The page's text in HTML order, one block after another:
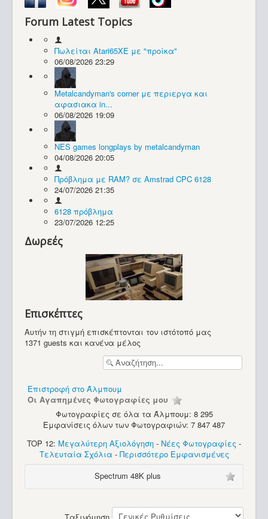
Συλλογές / Projects
Forum Latest Topics
Πωλείται Atari65XE με "προίκα"
06/08/2026 23:29
Metalcandyman's corner με περιεργα και
αφασιακα in...
06/08/2026 19:09
NES games longplays by metalcandyman
04/08/2026 20:05
Πρόβλημα με RAM? σε Amstrad CPC 6128
24/07/2026 21:35
6128 πρόβλημα
23/07/2026 12:25
Δωρεές
Επισκέπτες
Αυτήν τη στιγμή επισκέπτονται τον ιστότοπό μας
1371 guests και κανένα μέλος
Επιστροφή στο Άλμπουμ
Οι Αγαπημένες Φωτογραφίες μου
Φωτογραφίες σε όλα τα Άλμπουμ: 8 295
Εμφανίσεις όλων των Φωτογραφιών: 7 847 487
TOP 12: Μεγαλύτερη Αξιολόγηση - Νέες Φωτογραφίες -
Τελευταία Σχόλια - Περισσότερο Εμφανισμένες
Spectrum 48K plus
Ταξινόμηση